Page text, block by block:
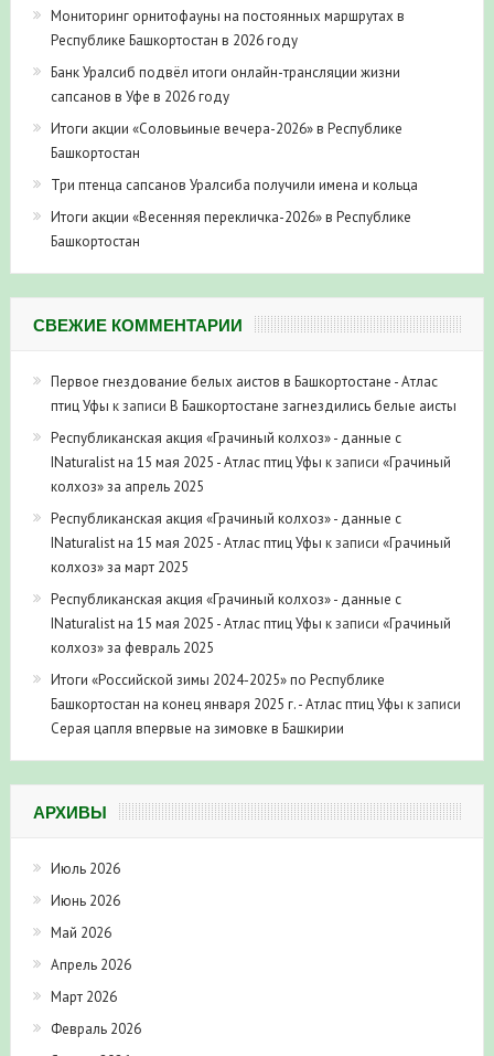
Мониторинг орнитофауны на постоянных маршрутах в
Республике Башкортостан в 2026 году
Банк Уралсиб подвёл итоги онлайн-трансляции жизни
сапсанов в Уфе в 2026 году
Итоги акции «Соловьиные вечера-2026» в Республике
Башкортостан
Три птенца сапсанов Уралсиба получили имена и кольца
Итоги акции «Весенняя перекличка-2026» в Республике
Башкортостан
СВЕЖИЕ КОММЕНТАРИИ
Первое гнездование белых аистов в Башкортостане - Атлас
птиц Уфы к записи В Башкортостане загнездились белые аисты
Республиканская акция «Грачиный колхоз» - данные с
INaturalist на 15 мая 2025 - Атлас птиц Уфы к записи «Грачиный
колхоз» за апрель 2025
Республиканская акция «Грачиный колхоз» - данные с
INaturalist на 15 мая 2025 - Атлас птиц Уфы к записи «Грачиный
колхоз» за март 2025
Республиканская акция «Грачиный колхоз» - данные с
INaturalist на 15 мая 2025 - Атлас птиц Уфы к записи «Грачиный
колхоз» за февраль 2025
Итоги «Российской зимы 2024-2025» по Республике
Башкортостан на конец января 2025 г. - Атлас птиц Уфы к записи
Серая цапля впервые на зимовке в Башкирии
АРХИВЫ
Июль 2026
Июнь 2026
Май 2026
Апрель 2026
Март 2026
Февраль 2026